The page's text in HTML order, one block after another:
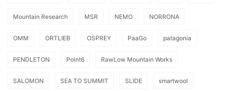
Mountain Research MSR NEMO NORRONA
OMM ORTLIEB OSPREY PaaGo patagonia
PENDLETON Point6 RawLow Mountain Works
SALOMON SEA TO SUMMIT SLIDE smartwool